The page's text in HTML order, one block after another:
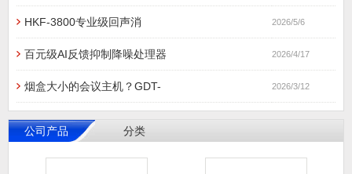
HKF-3800专业级回声消 2026/5/6
百元级AI反馈抑制降噪处理器 2026/4/17
烟盒大小的会议主机？GDT- 2026/3/12
公司产品 分类